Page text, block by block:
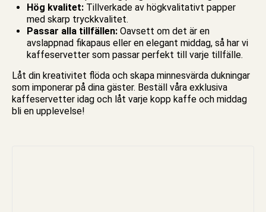
Hög kvalitet: Tillverkade av högkvalitativt papper
med skarp tryckkvalitet.
Passar alla tillfällen: Oavsett om det är en
avslappnad fikapaus eller en elegant middag, så har vi
kaffeservetter som passar perfekt till varje tillfälle.
Låt din kreativitet flöda och skapa minnesvärda dukningar
som imponerar på dina gäster. Beställ våra exklusiva
kaffeservetter idag och låt varje kopp kaffe och middag
bli en upplevelse!